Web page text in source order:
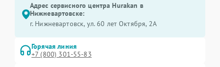
Адрес сервисного центра Hurakan в
Нижневартовске:
г. Нижневартовск, ул. 60 лет Октября, 2А
Горячая линия
+7 (800) 301-55-83